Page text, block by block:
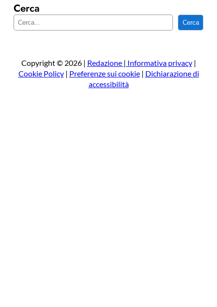
Cerca
e
a
Cerca
Copyright © 2026 | Redazione | Informativa privacy|
Cookie Policy| Preferenze sui cookie| Dichiarazione di
accessibilità